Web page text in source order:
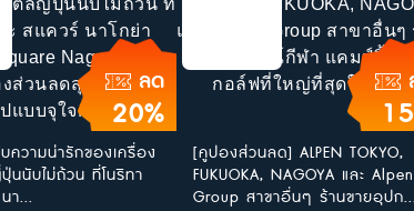
ลด
20%
ความน่ารักของเครื่อง
นนับไม่ถ้วน ที่โนริทา
า...
[คูปองส่วนลด] ALPEN TOKYO,
FUKUOKA, NAGOYA และ Alpen
Group สาขาอื่นๆ ร้านขายอุปก...